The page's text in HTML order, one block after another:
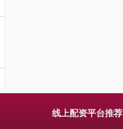
线上配资平台推荐